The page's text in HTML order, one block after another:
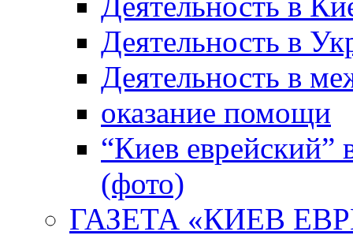
Деятельность в
Деятельность в
оказание помощи
“Киев еврейский”
(фото)
ГАЗЕТА «КИЕВ